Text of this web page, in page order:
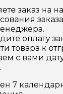
заказ на
оплату
товара к
с вами
7